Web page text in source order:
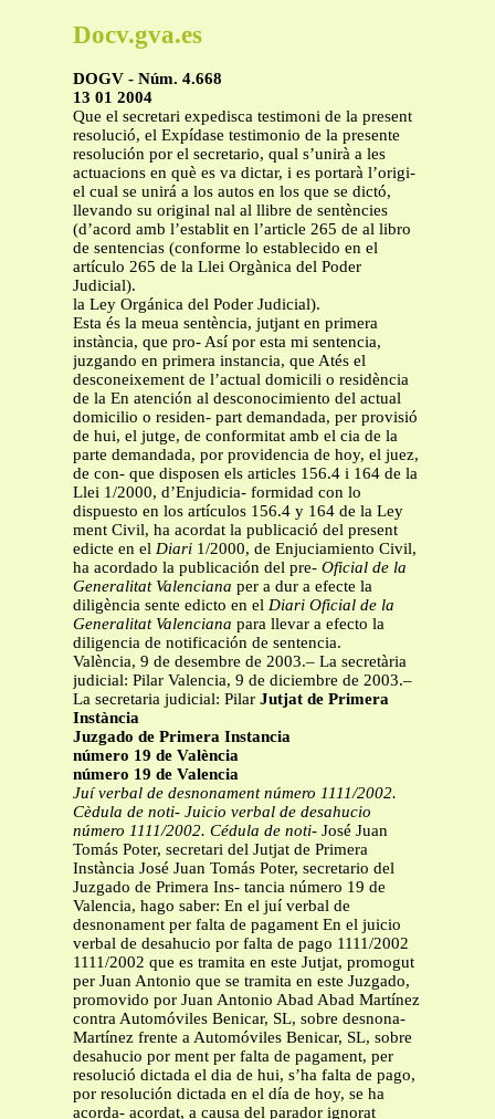
Docv.gva.es
DOGV - Núm. 4.668
13 01 2004
Que el secretari expedisca testimoni de la present
resolució, el Expídase testimonio de la presente
resolución por el secretario, qual s’unirà a les
actuacions en què es va dictar, i es portarà l’origi-
el cual se unirá a los autos en los que se dictó,
llevando su original nal al llibre de sentències
(d’acord amb l’establit en l’article 265 de al libro
de sentencias (conforme lo establecido en el
artículo 265 de la Llei Orgànica del Poder
Judicial).
la Ley Orgánica del Poder Judicial).
Esta és la meua sentència, jutjant en primera
instància, que pro- Así por esta mi sentencia,
juzgando en primera instancia, que Atés el
desconeixement de l’actual domicili o residència
de la En atención al desconocimiento del actual
domicilio o residen- part demandada, per provisió
de hui, el jutge, de conformitat amb el cia de la
parte demandada, por providencia de hoy, el juez,
de con- que disposen els articles 156.4 i 164 de la
Llei 1/2000, d’Enjudicia- formidad con lo
dispuesto en los artículos 156.4 y 164 de la Ley
ment Civil, ha acordat la publicació del present
edicte en el Diari 1/2000, de Enjuciamiento Civil,
ha acordado la publicación del pre- Oficial de la
Generalitat Valenciana per a dur a efecte la
diligència sente edicto en el Diari Oficial de la
Generalitat Valenciana para llevar a efecto la
diligencia de notificación de sentencia.
València, 9 de desembre de 2003.– La secretària
judicial: Pilar Valencia, 9 de diciembre de 2003.–
La secretaria judicial: Pilar Jutjat de Primera
Instància
Juzgado de Primera Instancia
número 19 de València
número 19 de Valencia
Juí verbal de desnonament número 1111/2002.
Cèdula de noti- Juicio verbal de desahucio
número 1111/2002. Cédula de noti- José Juan
Tomás Poter, secretari del Jutjat de Primera
Instància José Juan Tomás Poter, secretario del
Juzgado de Primera Ins- tancia número 19 de
Valencia, hago saber: En el juí verbal de
desnonament per falta de pagament En el juicio
verbal de desahucio por falta de pago 1111/2002
1111/2002 que es tramita en este Jutjat, promogut
per Juan Antonio que se tramita en este Juzgado,
promovido por Juan Antonio Abad Abad Martínez
contra Automóviles Benicar, SL, sobre desnona-
Martínez frente a Automóviles Benicar, SL, sobre
desahucio por ment per falta de pagament, per
resolució dictada el dia de hui, s’ha falta de pago,
por resolución dictada en el día de hoy, se ha
acorda- acordat, a causa del parador ignorat